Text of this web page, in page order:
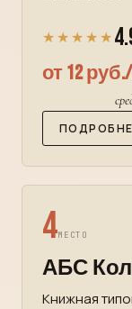
★★★★★
от 12
4МЕСТО
АБС
Книжная